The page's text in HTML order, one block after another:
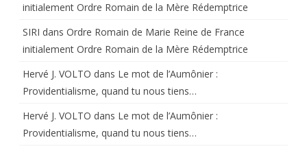
initialement Ordre Romain de la Mère Rédemptrice
SIRI dans Ordre Romain de Marie Reine de France
initialement Ordre Romain de la Mère Rédemptrice
Hervé J. VOLTO dans Le mot de l’Aumônier :
Providentialisme, quand tu nous tiens…
Hervé J. VOLTO dans Le mot de l’Aumônier :
Providentialisme, quand tu nous tiens…